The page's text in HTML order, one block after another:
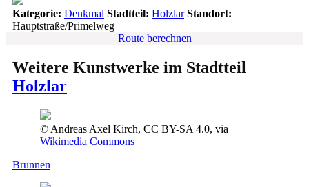
Kategorie: Denkmal Stadtteil: Holzlar Standort:
Hauptstraße/Primelweg
Route berechnen
Weitere Kunstwerke im Stadtteil
Holzlar
© Andreas Axel Kirch, CC BY-SA 4.0, via
Wikimedia Commons
Brunnen